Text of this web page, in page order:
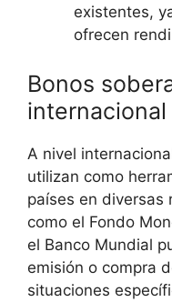
existentes,
ofrecen
Bonos‌
internacional
A nivel
utilizan como
‍países en diversas
como el ⁣Fondo
el Banco‍ Mundial
emisión​ o compra⁣
situaciones